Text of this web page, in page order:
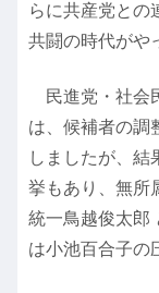
らに共産党との
共闘の時代がや
民進党・社会
は、候補者の調
しましたが、結
挙もあり、無所
統一鳥越俊太郎
は小池百合子の